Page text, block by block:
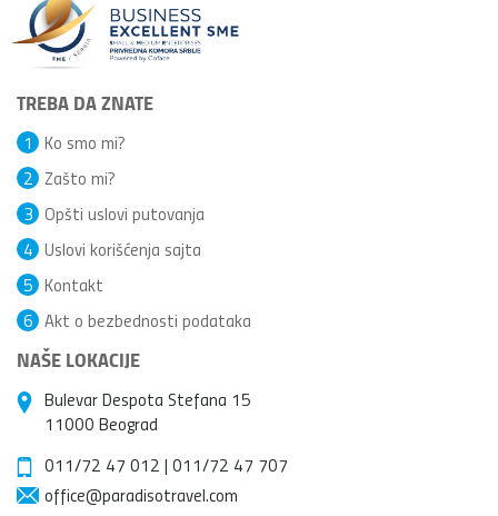
TREBA DA ZNATE
Ko smo mi?
1
Zašto mi?
2
Opšti uslovi putovanja
3
Uslovi korišćenja sajta
4
Kontakt
5
Akt o bezbednosti podataka
6
NAŠE LOKACIJE
Bulevar Despota Stefana 15
11000 Beograd
011/72 47 012 | 011/72 47 707
office@paradisotravel.com